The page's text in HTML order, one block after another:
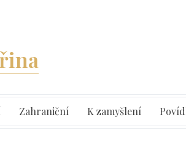
Zahraniční K zamyšlení